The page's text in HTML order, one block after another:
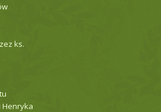
ks.
Henryka